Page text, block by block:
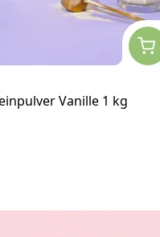
Vanille 1 kg